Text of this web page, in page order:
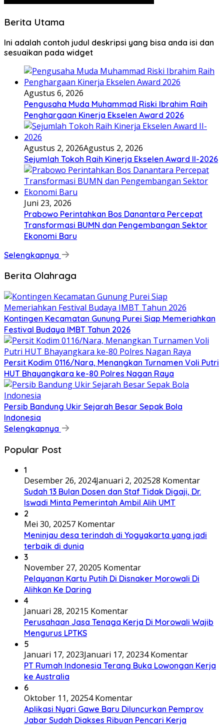
Berita Utama
Ini adalah contoh judul deskripsi yang bisa anda isi dan
sesuaikan pada widget
Agustus 6, 2026
Pengusaha Muda Muhammad Riski Ibrahim Raih
Penghargaan Kinerja Ekselen Award 2026
Agustus 2, 2026Agustus 2, 2026
Sejumlah Tokoh Raih Kinerja Ekselen Award II-2026
Juni 23, 2026
Prabowo Perintahkan Bos Danantara Percepat
Transformasi BUMN dan Pengembangan Sektor
Ekonomi Baru
Selengkapnya
Berita Olahraga
Kontingen Kecamatan Gunung Purei Siap Memeriahkan
Festival Budaya IMBT Tahun 2026
Persit Kodim 0116/Nara, Menangkan Turnamen Voli Putri
HUT Bhayangkara ke-80 Polres Nagan Raya
Persib Bandung Ukir Sejarah Besar Sepak Bola
Indonesia
Selengkapnya
Popular Post
1
Desember 26, 2024Januari 2, 202528 Komentar
Sudah 13 Bulan Dosen dan Staf Tidak Digaji, Dr.
Iswadi Minta Pemerintah Ambil Alih UMT
2
Mei 30, 20257 Komentar
Meninjau desa terindah di Yogyakarta yang jadi
terbaik di dunia
3
November 27, 20205 Komentar
Pelayanan Kartu Putih Di Disnaker Morowali Di
Alihkan Ke Daring
4
Januari 28, 20215 Komentar
Perusahaan Jasa Tenaga Kerja Di Morowali Wajib
Mengurus LPTKS
5
Januari 17, 2023Januari 17, 20234 Komentar
PT Rumah Indonesia Terang Buka Lowongan Kerja
ke Australia
6
Oktober 11, 20254 Komentar
Aplikasi Nyari Gawe Baru Diluncurkan Pemprov
Jabar Sudah Diakses Ribuan Pencari Kerja